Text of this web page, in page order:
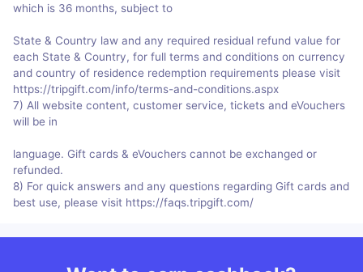
which is 36 months, subject to
State & Country law and any required residual refund value for
each State & Country, for full terms and conditions on currency
and country of residence redemption requirements please visit
https://tripgift.com/info/terms-and-conditions.aspx
7) All website content, customer service, tickets and eVouchers
will be in
language. Gift cards & eVouchers cannot be exchanged or
refunded.
8) For quick answers and any questions regarding Gift cards and
best use, please visit https://faqs.tripgift.com/